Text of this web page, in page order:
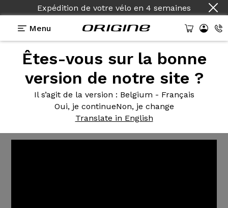
Expédition de votre vélo en 4 semaines
Menu
Êtes-vous sur la bonne
version de notre site ?
Il s’agit de la version : Belgium - Français
Oui, je continueNon, je change
Translate in English
Tutoriels Origine>Comment changer sa cassette ?
Comment changersa
cassette ?